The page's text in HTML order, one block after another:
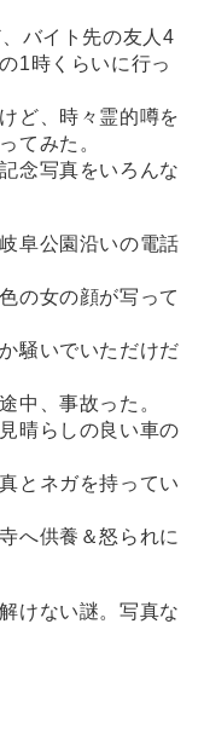
バイト先の友人4
1時くらいに行っ
ど、時々霊的噂を
てみた。
念写真をいろんな
阜公園沿いの電話
の女の顔が写って
騒いでいただけだ
中、事故った。
晴らしの良い車の
とネガを持ってい
へ供養＆怒られに
けない謎。写真な